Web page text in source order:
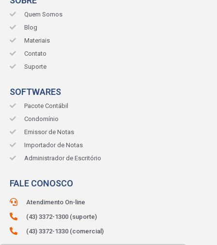
Quem Somos
Blog
Materiais
Contato
Suporte
SOFTWARES
Pacote Contábil
Condomínio
Emissor de Notas
Importador de Notas
Administrador de Escritório
FALE CONOSCO
Atendimento On-line
(43) 3372-1300 (suporte)
(43) 3372-1330 (comercial)